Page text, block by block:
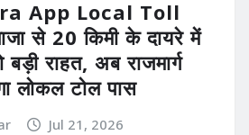
App Local Toll
से 20 किमी के दायरे में
राहत, अब राजमार्ग
लोकल टोल पास
Jul 21, 2026